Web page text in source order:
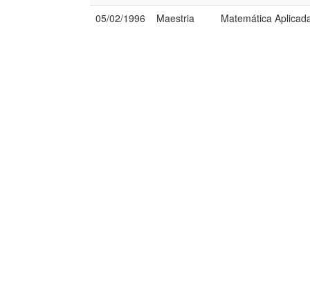
05/02/1996
Maestria Matemática